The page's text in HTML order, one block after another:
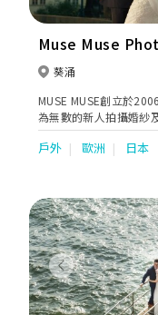
Muse Muse
Cinematography
葵涌
MUSE MUSE創立於
為無數的新人拍攝婚紗
先驅者。從事美術設計
攝影美學和佈光技術拍
戶外 歐洲 日本
Previous